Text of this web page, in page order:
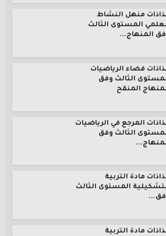
منهل النشاط
المستوى الثالث
المنهاج...
فضاء الرياضيات
الثالث وفق
المنقح
المرجع في الرياضيات
الثالث وفق
مادة التربية
المستوى الثالث
مادة التربية